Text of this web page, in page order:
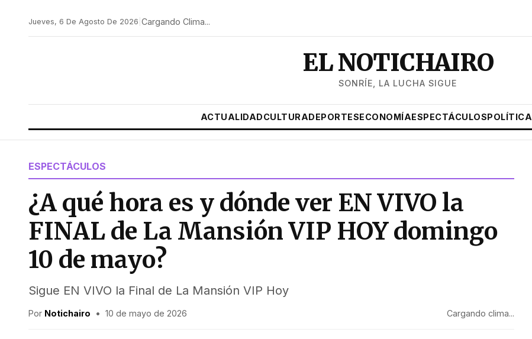
Jueves, 6 De Agosto De 2026 Cargando Clima...
EL NOTICHAIRO
SONRÍE, LA LUCHA SIGUE
ACTUALIDADCULTURADEPORTESECONOMÍAESPECTÁCULOSPOLÍTICA
ESPECTÁCULOS
¿A qué hora es y dónde ver EN VIVO la
FINAL de La Mansión VIP HOY domingo
10 de mayo?
Sigue EN VIVO la Final de La Mansión VIP Hoy
Por Notichairo • 10 de mayo de 2026 Cargando clima...